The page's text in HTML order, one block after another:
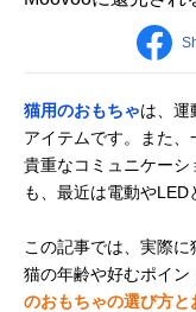
猫用のおもちゃは、運
アイテムです。また
貴重なコミュニケーシ
も、最近は電動やLED
この記事では、実際
猫の年齢や好むポイ
のおもちゃの選び方